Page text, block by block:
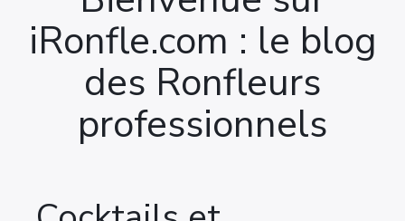
iRonfle.com : le blog
des Ronfleurs
professionnels